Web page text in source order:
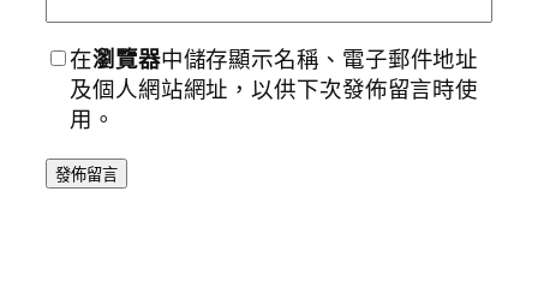
在瀏覽器中儲存顯示名稱、電子郵件地址
及個人網站網址，以供下次發佈留言時使
用。